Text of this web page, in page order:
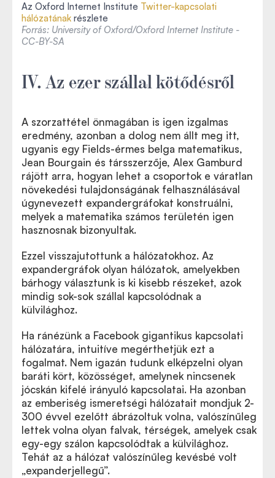
Az Oxford Internet Institute Twitter-kapcsolati
hálózatának részlete
Forrás: University of Oxford/Oxford Internet Institute -
CC-BY-SA
IV. Az ezer szállal kötődésről
A szorzattétel önmagában is igen izgalmas
eredmény, azonban a dolog nem állt meg itt,
ugyanis egy Fields-érmes belga matematikus,
Jean Bourgain és társszerzője, Alex Gamburd
rájött arra, hogyan lehet a csoportok e váratlan
növekedési tulajdonságának felhasználásával
úgynevezett expandergráfokat konstruálni,
melyek a matematika számos területén igen
hasznosnak bizonyultak.
Ezzel visszajutottunk a hálózatokhoz. Az
expandergráfok olyan hálózatok, amelyekben
bárhogy választunk is ki kisebb részeket, azok
mindig sok-sok szállal kapcsolódnak a
külvilághoz.
Ha ránézünk a Facebook gigantikus kapcsolati
hálózatára, intuitíve megérthetjük ezt a
fogalmat. Nem igazán tudunk elképzelni olyan
baráti kört, közösséget, amelynek nincsenek
jócskán kifelé irányuló kapcsolatai. Ha azonban
az emberiség ismeretségi hálózatait mondjuk 2-
300 évvel ezelőtt ábrázoltuk volna, valószínűleg
lettek volna olyan falvak, térségek, amelyek csak
egy-egy szálon kapcsolódtak a külvilághoz.
Tehát az a hálózat valószínűleg kevésbé volt
„expanderjellegű”.